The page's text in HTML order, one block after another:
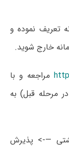
تعریف نموده و
خارج شوید.
مراجعه و با
مرحله قبل) به
—-> پذیرش